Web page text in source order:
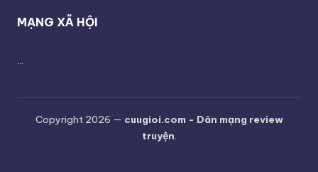
MẠNG XÃ HỘI
...
Copyright 2026 — cuugioi.com - Dân mạng review
truyện.